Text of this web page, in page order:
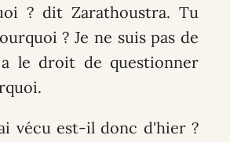
? dit Zarathoustra. Tu
? Je ne suis pas de
le droit de questionner
vécu est-il donc d'hier ?